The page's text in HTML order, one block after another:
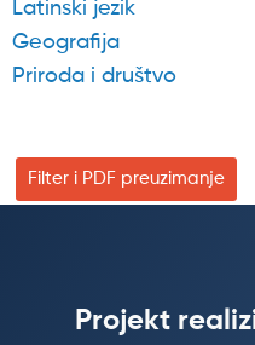
Latinski jezik
Geografija
Priroda i društvo
Filter i PDF preuzimanje
Projekt